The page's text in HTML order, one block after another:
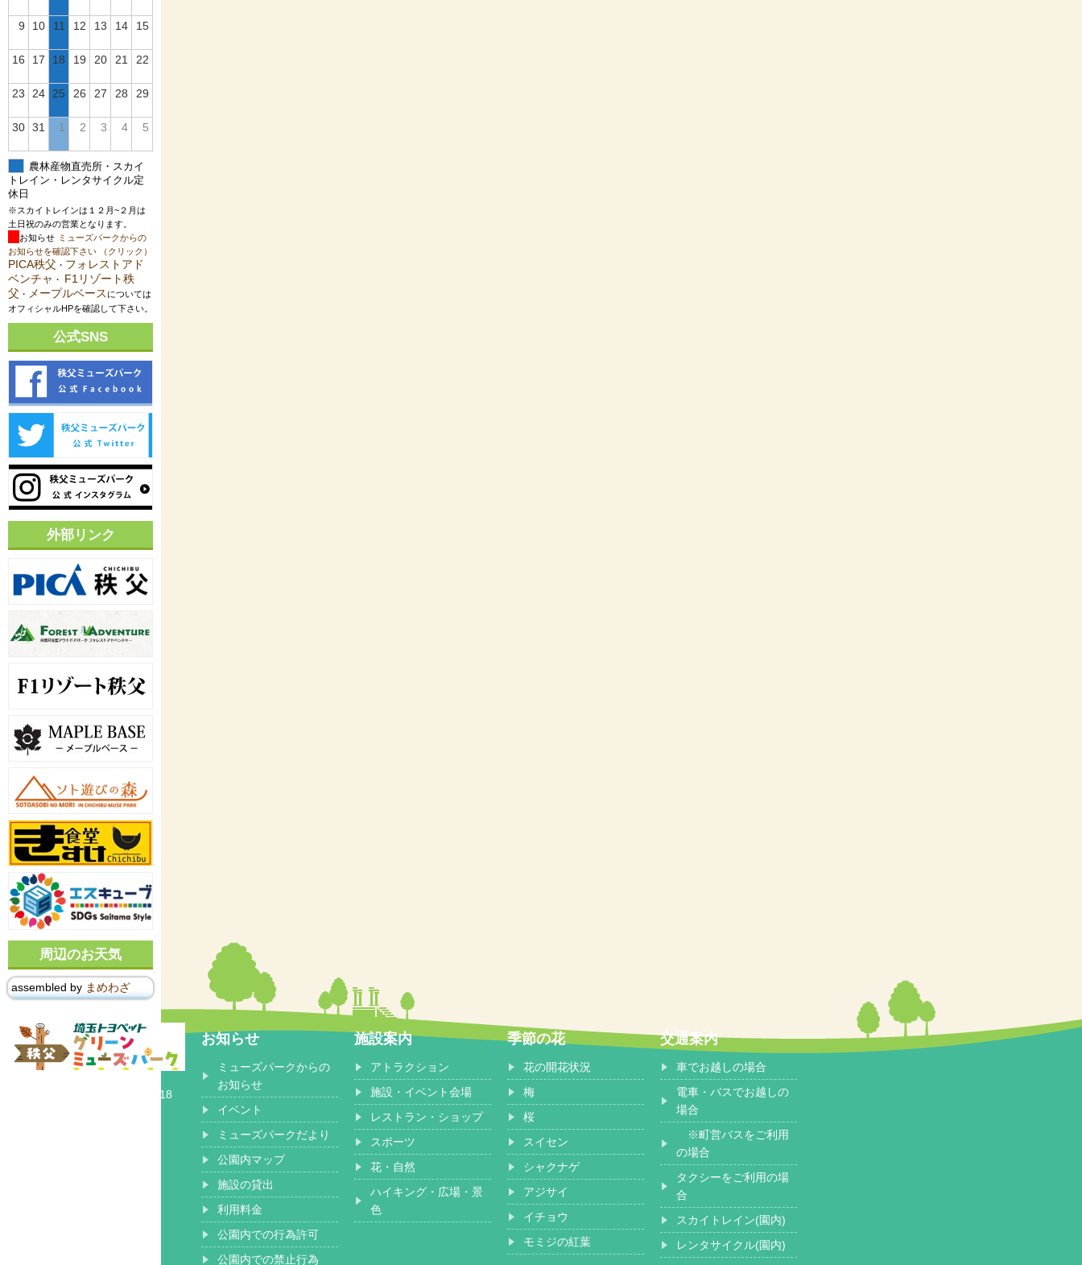
9 10 11 12 13 14 15
16 17 18 19 20 21 22
23 24 25 26 27 28 29
30 31 1 2 3 4 5
農林産物直売所・スカイ
トレイン・レンタサイクル定
休日
※スカイトレインは１２月~２月は
土日祝のみの営業となります。
お知らせ ミューズパークからの
お知らせを確認下さい （クリック）
PICA秩父 ・ フォレストアド
ベンチャ ・ F1リゾート秩
父 ・ メープルベース については
オフィシャルHPを確認して下さい。
公式SNS
外部リンク
周辺のお天気
assembled by まめわざ
埼玉県秩父郡 小鹿野町長留2518
お知らせ
ミューズパークからの
お知らせ
イベント
ミューズパークだより
公園内マップ
施設の貸出
利用料金
公園内での行為許可
公園内での禁止行為
施設案内
アトラクション
施設・イベント会場
レストラン・ショップ
スポーツ
花・自然
ハイキング・広場・景
色
季節の花
花の開花状況
梅
桜
スイセン
シャクナゲ
アジサイ
イチョウ
モミジの紅葉
交通案内
車でお越しの場合
電車・バスでお越しの
場合
※町営バスをご利用
の場合
タクシーをご利用の場
合
スカイトレイン(園内)
レンタサイクル(園内)